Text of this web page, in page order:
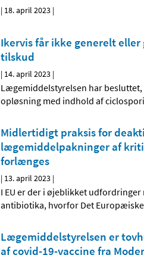
| 18. april 2023 |
Ikervis får ikke generelt
tilskud
| 14. april 2023 |
Lægemiddelstyrelsen har
opløsning med indhold af
Midlertidigt praksis for
lægemiddelpakninger af
forlænges
| 13. april 2023 |
I EU er der i øjeblikket
antibiotika, hvorfor Det
Lægemiddelstyrelsen er
af covid-19-vaccine fra